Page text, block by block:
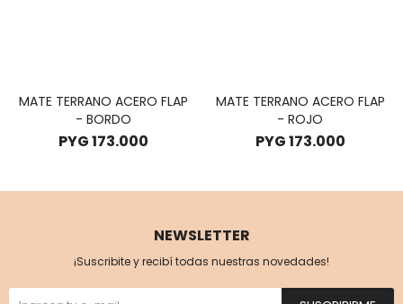
MATE TERRANO ACERO FLAP
- BORDO
PYG173.000
MATE TERRANO ACERO FLAP
- ROJO
PYG173.000
NEWSLETTER
¡Suscribite y recibí todas nuestras novedades!